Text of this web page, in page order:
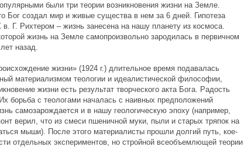
были три теории возникновения жизни на Земле.
Бог создал мир и живые существа в нем за 6 дней. Гипотеза
Г. Рихтером – жизнь занесена на нашу планету из космоса.
жизнь на Земле самопроизвольно зародилась в первичном
назад.
жизни» (1924 г.) длительное время подавалась
материализмом теологии и идеалистической философии,
жизни есть результат творческого акта Бога. Радость
борьба с теологами началась с наивных предположений
самозарождается и в нашу геологическую эпоху (например,
верил, что из смеси пшеничной муки, пыли и старых тряпок на
мыши). После этого материалисты прошли долгий путь, кое-
отдельных экспериментов, но стройной всеобъемлющей теории